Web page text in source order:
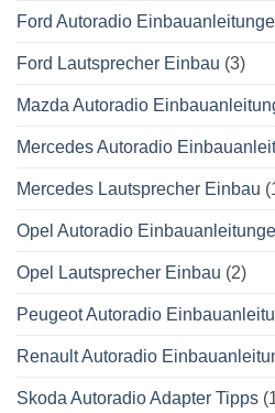
Ford Autoradio
Ford Lautsprecher Einbau (3)
Mazda Autoradio
Mercedes Autoradio
Mercedes Lautsprecher Einbau
Opel Autoradio
Opel Lautsprecher Einbau (2)
Peugeot Autoradio
Renault Autoradio
Skoda Autoradio Adapter Tipps